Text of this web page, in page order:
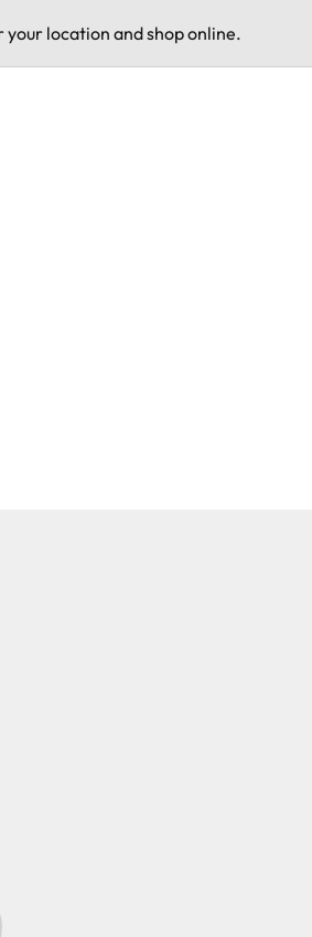
location and shop online.